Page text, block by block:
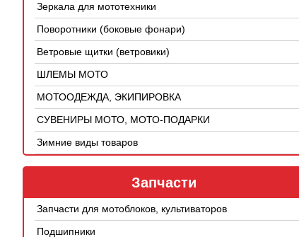
Зеркала для мототехники
Поворотники (боковые фонари)
Ветровые щитки (ветровики)
ШЛЕМЫ МОТО
МОТООДЕЖДА, ЭКИПИРОВКА
СУВЕНИРЫ МОТО, МОТО-ПОДАРКИ
Зимние виды товаров
Запчасти
Запчасти для мотоблоков, культиваторов
Подшипники